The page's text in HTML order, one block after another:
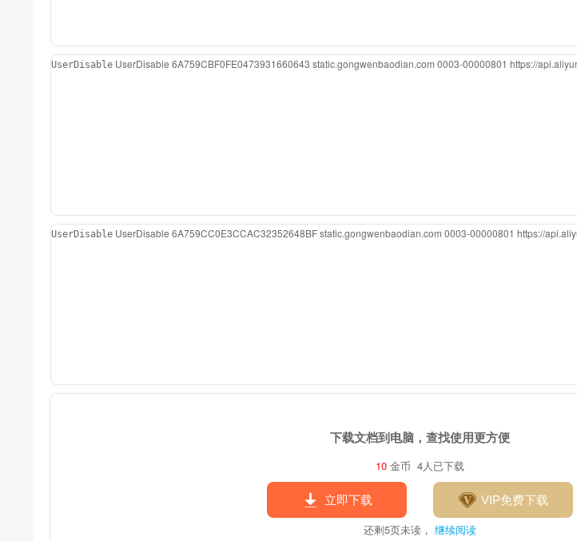
UserDisable UserDisable 6A759CBF0FE0473931660643 static.gongwenbaodian.com 0003-00000801 https://
UserDisable UserDisable 6A759CC0E3CCAC32352648BFstatic.gongwenbaodian.com 0003-00000801 https://
下载文档到电脑，查找使用更方便
10 金币 4人已下载
立即下载 VIP免费下载
还剩5页未读， 继续阅读